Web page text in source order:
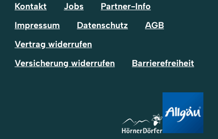
Kontakt Jobs
Partner-Info
Impressum
Datenschutz
AGB
Vertrag widerrufen
Versicherung widerrufen
Barrierefreiheit